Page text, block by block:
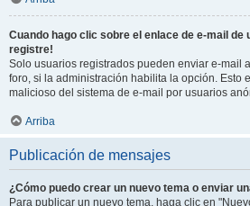
Cuando hago clic sobre el enlace de e-mail de
registre!
Solo usuarios registrados pueden enviar e-mail
foro, si la administración habilita la opción. Esto
malicioso del sistema de e-mail por usuarios
Arriba
Publicación de mensajes
¿Cómo puedo crear un nuevo tema o enviar
Para publicar un nuevo tema, haga clic en